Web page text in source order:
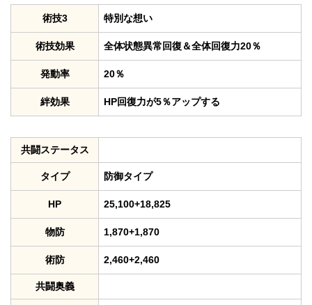
術技3 特別な想い
術技効果 全体状態異常回復＆全体回復力20％
発動率 20％
絆効果 HP回復力が5％アップする
共闘ステータス
タイプ 防御タイプ
HP 25,100+18,825
物防 1,870+1,870
術防 2,460+2,460
共闘奥義